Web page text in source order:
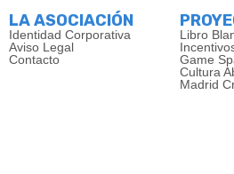
LA ASOCIACIÓN
Identidad Corporativa
Aviso Legal
Contacto
Libro
Game
Cultura
Madrid